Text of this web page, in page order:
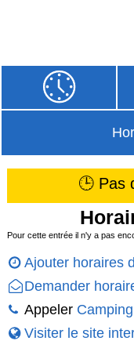
🕒 Pas
Pour cette entrée il n'y a pas
Ajouter horaires
Demander
Appeler
Visiter le site